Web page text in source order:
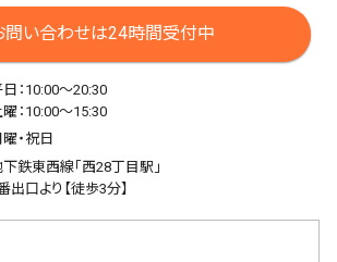
問い合わせは24時間受付中
：10:00〜20:30
：10:00〜15:30
曜・祝日
鉄東西線「西28丁目駅」
出口より【徒歩3分】